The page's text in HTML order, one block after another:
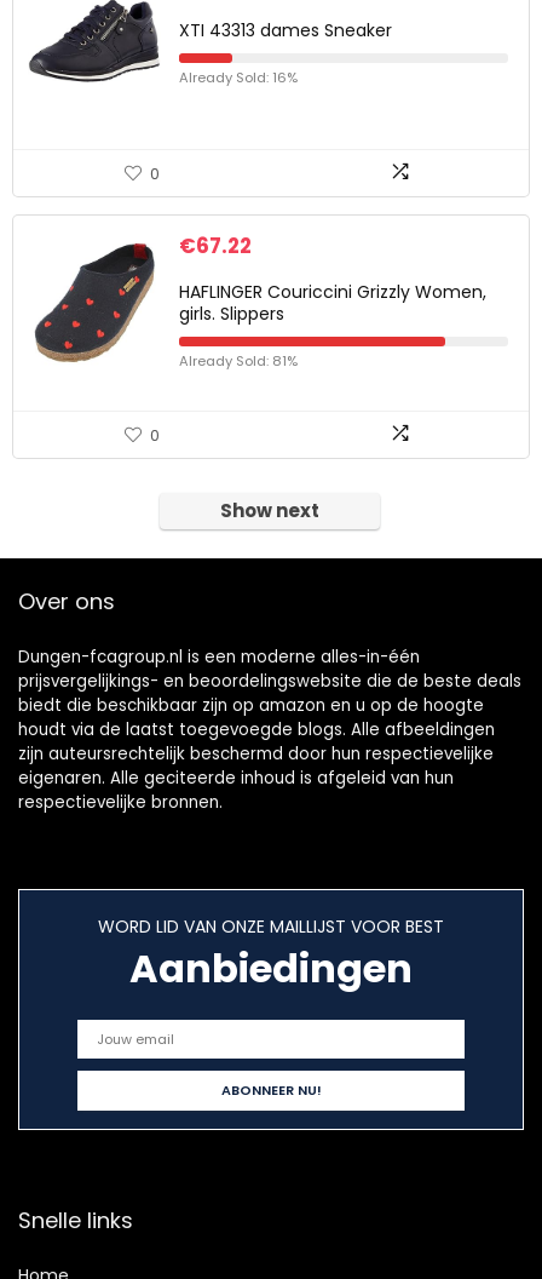
XTI 43313 dames Sneaker
Already Sold: 16%
0
€67.22
HAFLINGER Couriccini Grizzly Women,
girls. Slippers
Already Sold: 81%
0
Show next
Over ons
Dungen-fcagroup.nl is een moderne alles-in-één
prijsvergelijkings- en beoordelingswebsite die de beste deals
biedt die beschikbaar zijn op amazon en u op de hoogte
houdt via de laatst toegevoegde blogs. Alle afbeeldingen
zijn auteursrechtelijk beschermd door hun respectievelijke
eigenaren. Alle geciteerde inhoud is afgeleid van hun
respectievelijke bronnen.
WORD LID VAN ONZE MAILLIJST VOOR BEST
Aanbiedingen
Snelle links